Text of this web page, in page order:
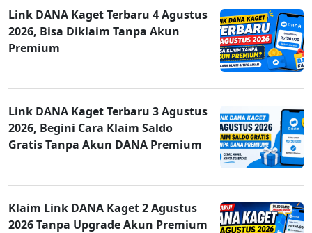
Link DANA Kaget Terbaru 4 Agustus
2026, Bisa Diklaim Tanpa Akun
Premium
Link DANA Kaget Terbaru 3 Agustus
2026, Begini Cara Klaim Saldo
Gratis Tanpa Akun DANA Premium
Klaim Link DANA Kaget 2 Agustus
2026 Tanpa Upgrade Akun Premium